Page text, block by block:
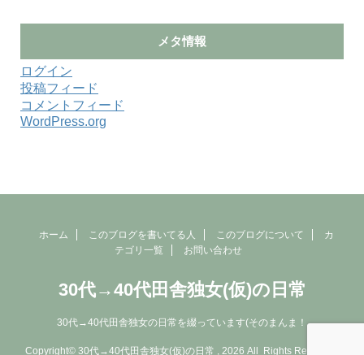
メタ情報
ログイン
投稿フィード
コメントフィード
WordPress.org
ホーム このブログを書いてる人 このブログについて
カ
テゴリ一覧
お問い合わせ
30代→40代田舎独女(仮)の日常
30代→40代田舎独女の日常を綴っています(そのまんま！
Copyright© 30代→40代田舎独女(仮)の日常 , 2026 All Rights Reserved.